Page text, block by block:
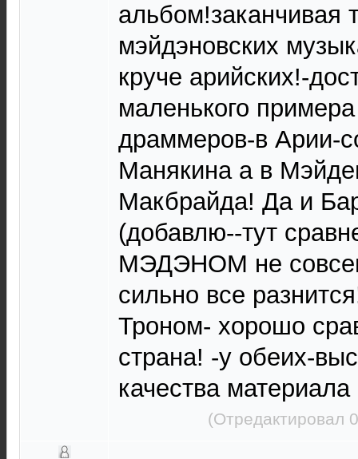
альбом!заканчивая
мэйдэновских
круче арийских!-
маленького
драммеров-в Арии-
Манякина а в
Макбрайда! Да и
(добавлю--тут
МЭДЭНОМ не
сильно все
Троном- хорошо
страна! -у обеих-
качества материала
(Отредактировал